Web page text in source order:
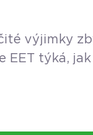
výjimky
EET týká,